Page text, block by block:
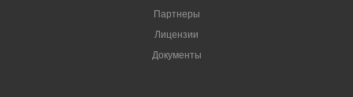
Партнеры
Лицензии
Документы